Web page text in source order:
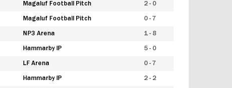
Magaluf Football Pitch 2 - 0
Magaluf Football Pitch 0 - 7
NP3 Arena 1 - 8
Hammarby IP 5 - 0
LF Arena 0 - 7
Hammarby IP 2 - 2